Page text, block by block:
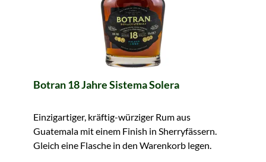
Botran 18 Jahre Sistema Solera
Einzigartiger, kräftig-würziger Rum aus
Guatemala mit einem Finish in Sherryfässern.
Gleich eine Flasche in den Warenkorb legen.